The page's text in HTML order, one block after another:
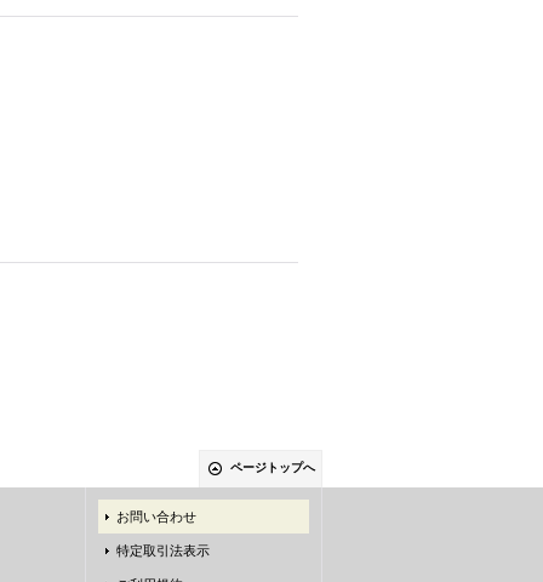
ページトップへ
お問い合わせ
特定取引法表示